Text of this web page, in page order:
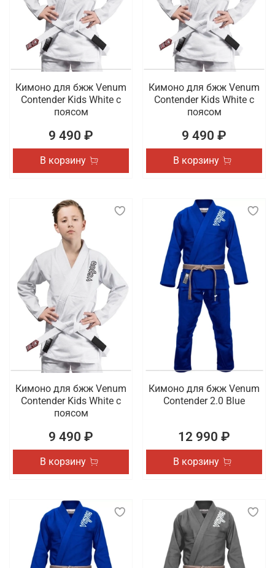
Кимоно для бжж Venum
Contender Kids White с
поясом
9 490 ₽
В корзину
Кимоно для бжж Venum
Contender Kids White с
поясом
9 490 ₽
В корзину
Кимоно для бжж Venum
Contender Kids White с
поясом
9 490 ₽
В корзину
Кимоно для бжж Venum
Contender 2.0 Blue
12 990 ₽
В корзину